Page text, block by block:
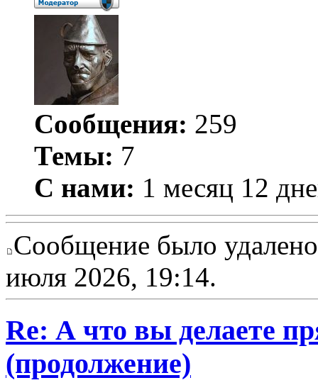
Сообщения: 259
Темы: 7
С нами: 1 месяц 12
Сообщение было
июля 2026, 19:14.
Re: А что вы делаете
(продолжение)